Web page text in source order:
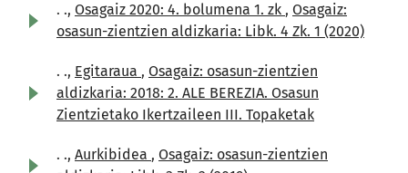
. ., Osagaiz 2020: 4. bolumena 1. zk , Osagaiz:
osasun-zientzien aldizkaria: Libk. 4 Zk. 1 (2020)
. ., Egitaraua , Osagaiz: osasun-zientzien
aldizkaria: 2018: 2. ALE BEREZIA. Osasun
Zientzietako Ikertzaileen III. Topaketak
. ., Aurkibidea , Osagaiz: osasun-zientzien